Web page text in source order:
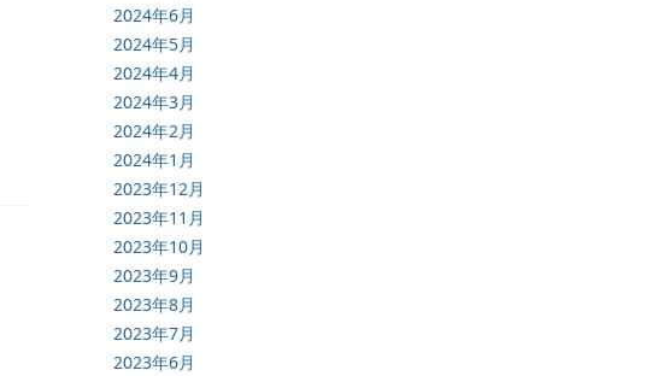
2024年6月
2024年5月
2024年4月
2024年3月
2024年2月
2024年1月
2023年12月
2023年11月
2023年10月
2023年9月
2023年8月
2023年7月
2023年6月